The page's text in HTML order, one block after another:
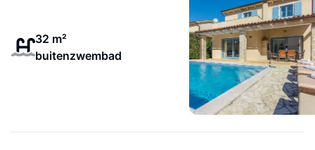
32 m²
buitenzwembad